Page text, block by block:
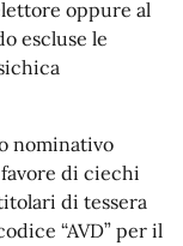
oppure al
escluse le
nominativo
di ciechi
di tessera
“AVD” per il